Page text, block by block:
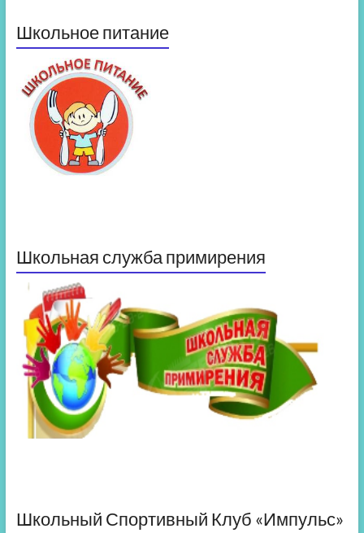
Школьное питание
Школьная служба примирения
Школьный Спортивный Клуб «Импульс»